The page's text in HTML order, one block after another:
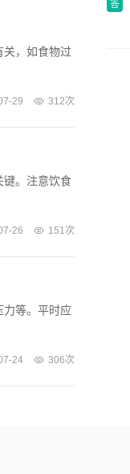
，如食物过
29 312次
键。注意饮食
26 151次
力等。平时应
24 306次